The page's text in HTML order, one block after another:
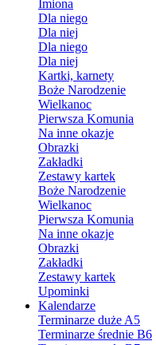
Imiona
Dla niego
Dla niej
Dla niego
Dla niej
Kartki, karnety
Boże Narodzenie
Wielkanoc
Pierwsza Komunia
Na inne okazje
Obrazki
Zakładki
Zestawy kartek
Boże Narodzenie
Wielkanoc
Pierwsza Komunia
Na inne okazje
Obrazki
Zakładki
Zestawy kartek
Upominki
Kalendarze
Terminarze duże A5
Terminarze średnie B6